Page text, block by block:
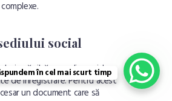
social
să aibă un sediu social
de înregistrare. Pentru acest
un document care să
în cel mai scurt timp